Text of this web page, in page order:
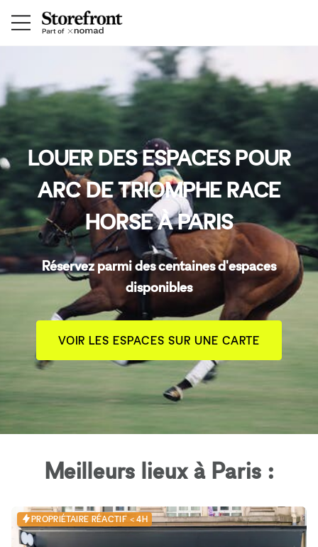
LOUER DES ESPACES POUR
ARC DE TRIOMPHE RACE
HORSE À PARIS
Réservez parmi des centaines d'espaces
disponibles
VOIR LES ESPACES SUR UNE CARTE
Meilleurs lieux à Paris :
PROPRIÉTAIRE RÉACTIF < 4H